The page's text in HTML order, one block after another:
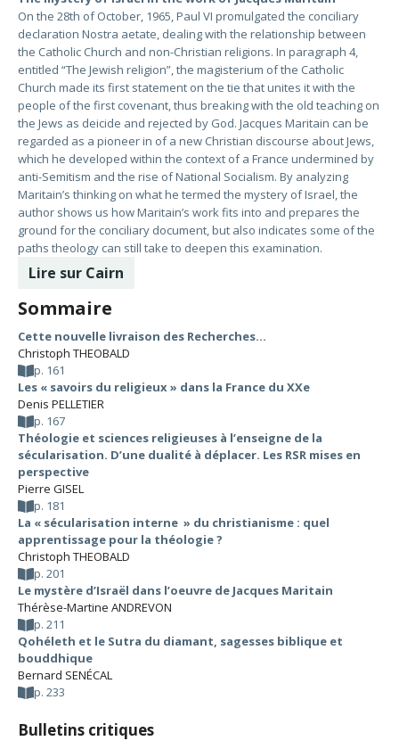
On the 28th of October, 1965, Paul VI promulgated the conciliary
declaration Nostra aetate, dealing with the relationship between
the Catholic Church and non-Christian religions. In paragraph 4,
entitled “The Jewish religion”, the magisterium of the Catholic
Church made its first statement on the tie that unites it with the
people of the first covenant, thus breaking with the old teaching on
the Jews as deicide and rejected by God. Jacques Maritain can be
regarded as a pioneer in of a new Christian discourse about Jews,
which he developed within the context of a France undermined by
anti-Semitism and the rise of National Socialism. By analyzing
Maritain’s thinking on what he termed the mystery of Israel, the
author shows us how Maritain’s work fits into and prepares the
ground for the conciliary document, but also indicates some of the
paths theology can still take to deepen this examination.
Lire sur Cairn
Sommaire
Cette nouvelle livraison des Recherches…
Christoph THEOBALD
p. 161
Les « savoirs du religieux » dans la France du XXe
Denis PELLETIER
p. 167
Théologie et sciences religieuses à l’enseigne de la
sécularisation. D’une dualité à déplacer. Les RSR mises en
perspective
Pierre GISEL
p. 181
La « sécularisation interne » du christianisme : quel
apprentissage pour la théologie ?
Christoph THEOBALD
p. 201
Le mystère d’Israël dans l’oeuvre de Jacques Maritain
Thérèse-Martine ANDREVON
p. 211
Qohéleth et le Sutra du diamant, sagesses biblique et
bouddhique
Bernard SENÉCAL
p. 233
Bulletins critiques